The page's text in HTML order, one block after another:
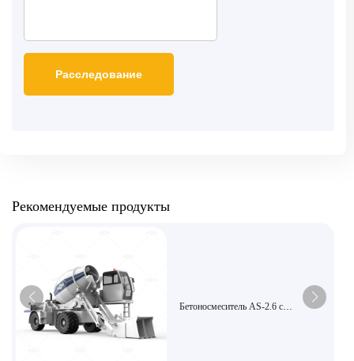
Рекомендуемые продукты
Бетоносмеситель AS-2.6 с